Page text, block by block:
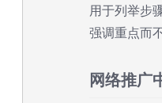
用于列举步
强调重点而
网络推广